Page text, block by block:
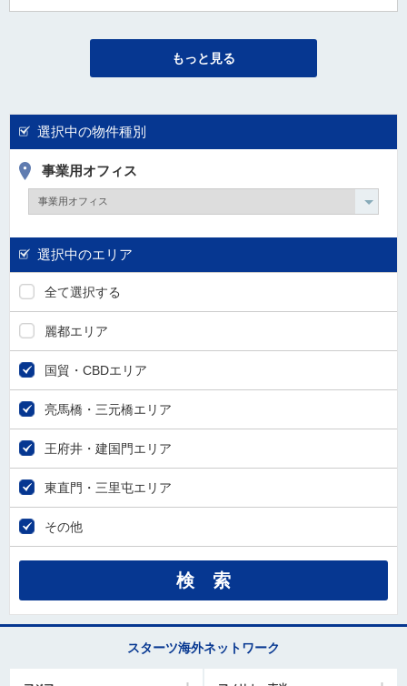
選択中の物件種別
事業用オフィス
選択中のエリア
全て選択する
麗都エリア
国貿・CBDエリア
亮馬橋・三元橋エリア
王府井・建国門エリア
東直門・三里屯エリア
その他
もっと見る
スターツ海外ネットワーク